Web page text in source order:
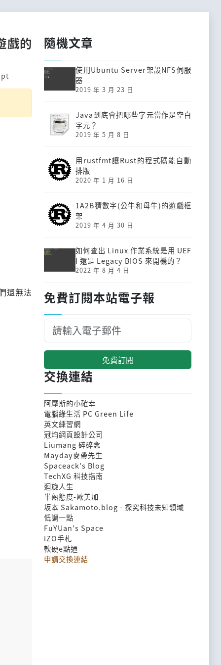
戲的
還無法
隨機文章
使用Ubuntu Server架設NFS伺服
器
2019 年 3 月 23 日
Java到底會把哪些字元當作是空白
字元？
2019 年 5 月 8 日
用rustfmt讓Rust的程式碼能自動
排版
2020 年 1 月 16 日
1A2B猜數字(公牛和母牛)的遊戲框
架
2019 年 4 月 30 日
如何查出 Linux 作業系統是用 UEF
I 還是 Legacy BIOS 來開機的？
2022 年 8 月 4 日
免費訂閱本站電子報
免費訂閱
交換連結
阿摩斯的小確幸
電腦綠生活 PC Green Life
英文練習網
冠均網頁設計公司
Liumang 碎碎念
Mayday麥帶先生
Spaceack's Blog
TechXG 科技指南
迴旋人生
半熟態度-歐美加
坂本 Sakamoto.blog - 探究科技未知領域
低調一點
FuYUan's Space
iZO手札
軟硬e點通
申請交換連結